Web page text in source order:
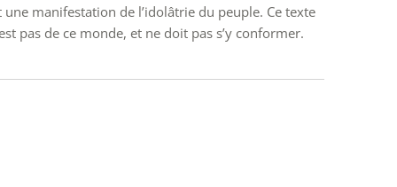
manifestation de l’idolâtrie du peuple. Ce texte
pas de ce monde, et ne doit pas s’y conformer.